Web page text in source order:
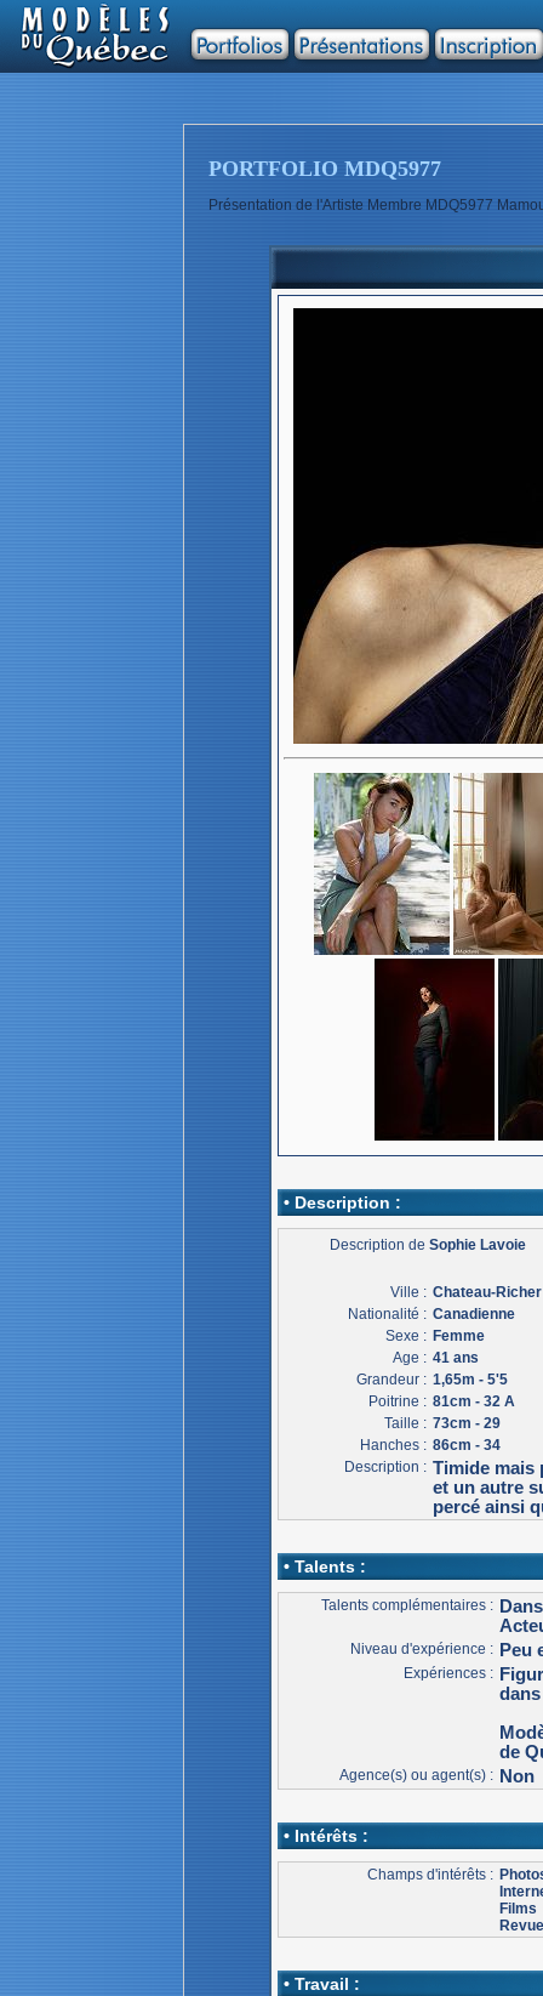
PORTFOLIO MDQ5977
Présentation de l'Artiste Membre MDQ5977
• Description :
Description deSophie Lavoie
Ville : Chateau-Richer
Nationalité : Canadienne
Sexe : Femme
Age : 41 ans
Grandeur : 1,65m - 5'5
Poitrine : 81cm - 32 A
Taille : 73cm - 29
Hanches : 86cm - 34
Description : Timide mais
et un autre
percé ainsi
• Talents :
Talents complémentaires :
Niveau d'expérience : Peu
Expériences :
de
Agence(s) ou agent(s) : Non
• Intérêts :
Champs d'intérêts :
Films
• Travail :